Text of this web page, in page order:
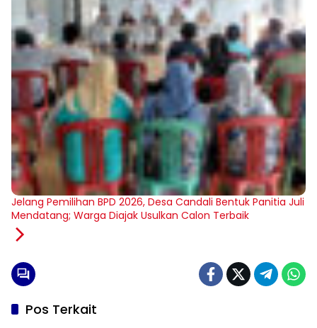
Jelang Pemilihan BPD 2026, Desa Candali Bentuk Panitia Juli
Mendatang; Warga Diajak Usulkan Calon Terbaik
Pos Terkait